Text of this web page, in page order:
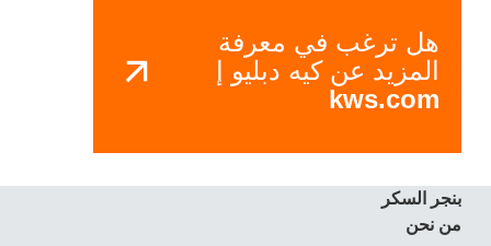
هل ترغب في معرفة
المزيد عن كيه دبليو إ
kws.com
بنجر السكر
من نحن